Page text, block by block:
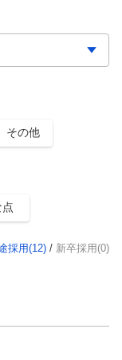
その他
採用(12) / 新卒採用(0)